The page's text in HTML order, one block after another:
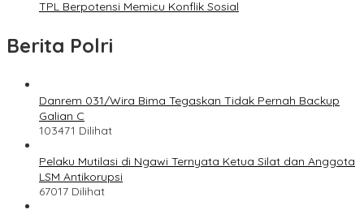
TPL Berpotensi Memicu Konflik Sosial
Berita Polri
Danrem 031/Wira Bima Tegaskan Tidak Pernah Backup
Galian C
103471 Dilihat
Pelaku Mutilasi di Ngawi Ternyata Ketua Silat dan Anggota
LSM Antikorupsi
67017 Dilihat